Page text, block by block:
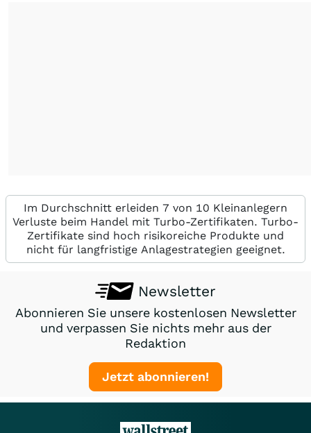
Im Durchschnitt erleiden 7 von 10 Kleinanlegern
Verluste beim Handel mit Turbo-Zertifikaten. Turbo-
Zertifikate sind hoch risikoreiche Produkte und
nicht für langfristige Anlagestrategien geeignet.
Newsletter
Abonnieren Sie unsere kostenlosen Newsletter
und verpassen Sie nichts mehr aus der
Redaktion
Jetzt abonnieren!